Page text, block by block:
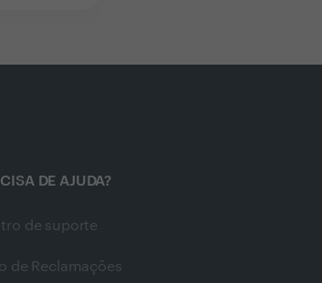
DE AJUDA?
de suporte
de Reclamações